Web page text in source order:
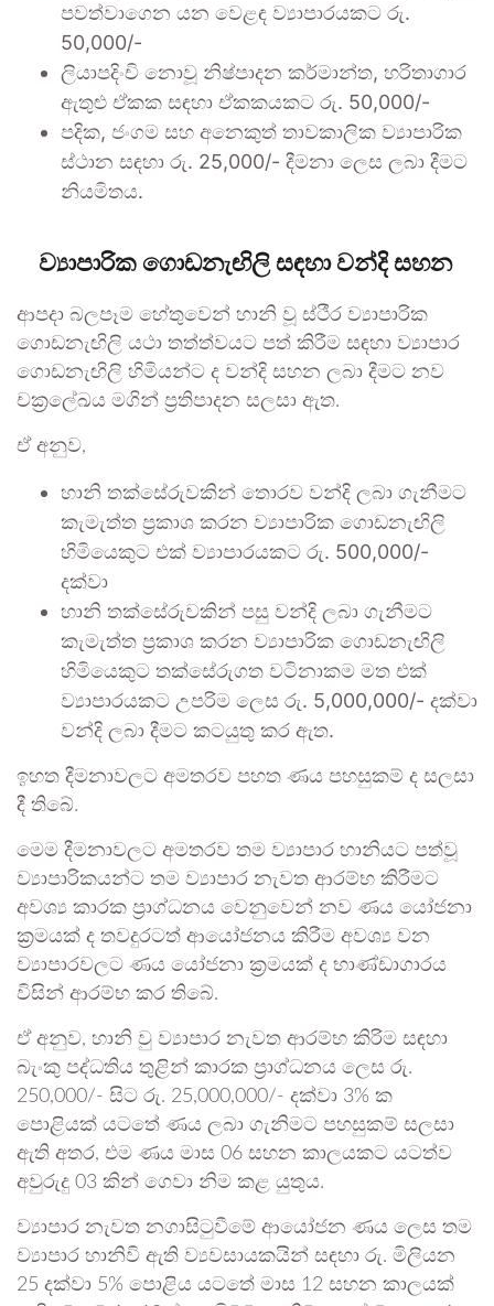
පවත්වාගෙන යන වෙළඳ ව්‍යාපාරයකට රු.
50,000/-
ලියාපදිංචි නොවූ නිෂ්පාදන කර්මාන්ත, හරිතාගාර
ඇතුළු ඒකක සඳහා ඒකකයකට රු. 50,000/-
පදික, ජංගම සහ අනෙකුත් තාවකාලික ව්‍යාපාරික
ස්ථාන සඳහා රු. 25,000/- දීමනා ලෙස ලබා දීමට
නියමිතය.
ව්‍යාපාරික ගොඩනැඟිලි සඳහා වන්දි සහන
ආපදා බලපෑම හේතුවෙන් හානි වූ ස්ථීර ව්‍යාපාරික
ගොඩනැඟිලි යථා තත්ත්වයට පත් කිරීම සඳහා ව්‍යාපාර
ගොඩනැඟිලි හිමියන්ට ද වන්දි සහන ලබා දීමට නව
චක්‍රලේඛය මගින් ප්‍රතිපාදන සලසා ඇත.
ඒ අනුව,
හානි තක්සේරුවකින් තොරව වන්දි ලබා ගැනීමට
කැමැත්ත ප්‍රකාශ කරන ව්‍යාපාරික ගොඩනැඟිලි
හිමියෙකුට එක් ව්‍යාපාරයකට රු. 500,000/-
දක්වා
හානි තක්සේරුවකින් පසු වන්දි ලබා ගැනීමට
කැමැත්ත ප්‍රකාශ කරන ව්‍යාපාරික ගොඩනැඟිලි
හිමියෙකුට තක්සේරුගත වටිනාකම මත එක්
ව්‍යාපාරයකට උපරිම ලෙස රු. 5,000,000/- දක්වා
වන්දි ලබා දීමට කටයුතු කර ඇත.
ඉහත දීමනාවලට අමතරව පහත ණය පහසුකම් ද සලසා
දී තිබේ.
මෙම දීමනාවලට අමතරව තම ව්‍යාපාර හානියට පත්වූ
ව්‍යාපාරිකයන්ට තම ව්‍යාපාර නැවත ආරම්භ කිරීමට
අවශ්‍ය කාරක ප්‍රාග්ධනය වෙනුවෙන් නව ණය යෝජනා
ක්‍රමයක් ද තවදුරටත් ආයෝජනය කිරීම අවශ්‍ය වන
ව්‍යාපාරවලට ණය යෝජනා ක්‍රමයක් ද භාණ්ඩාගාරය
විසින් ආරම්භ කර තිබේ.
ඒ අනුව, හානි වු ව්‍යාපාර නැවත ආරම්භ කිරිම සඳහා
බැංකු පද්ධතිය තුළින් කාරක ප්‍රාග්ධනය ලෙස රු.
250,000/- සිට රු. 25,000,000/- දක්වා 3% ක
පොළියක් යටතේ ණය ලබා ගැනිමට පහසුකම් සලසා
ඇති අතර, එම ණය මාස 06 සහන කාලයකට යටත්ව
අවුරුදු 03 කින් ගෙවා නිම කළ යුතුය.
ව්‍යාපාර නැවත නගාසිටුවීමේ ආයෝජන ණය ලෙස තම
ව්‍යාපාර හානිවි ඇති ව්‍යවසායකයින් සඳහා රු. මිලියන
25 දක්වා 5% පොළිය යටතේ මාස 12 සහන කාලයක්